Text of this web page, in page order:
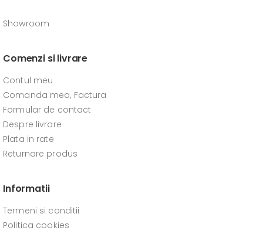
Showroom
Comenzi si livrare
Contul meu
Comanda mea, Factura
Formular de contact
Despre livrare
Plata in rate
Returnare produs
Informatii
Termeni si conditii
Politica cookies